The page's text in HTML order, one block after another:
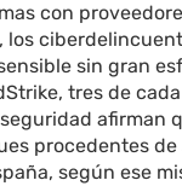
con
los
sin gran
tres de
afirman
procedentes de
según ese